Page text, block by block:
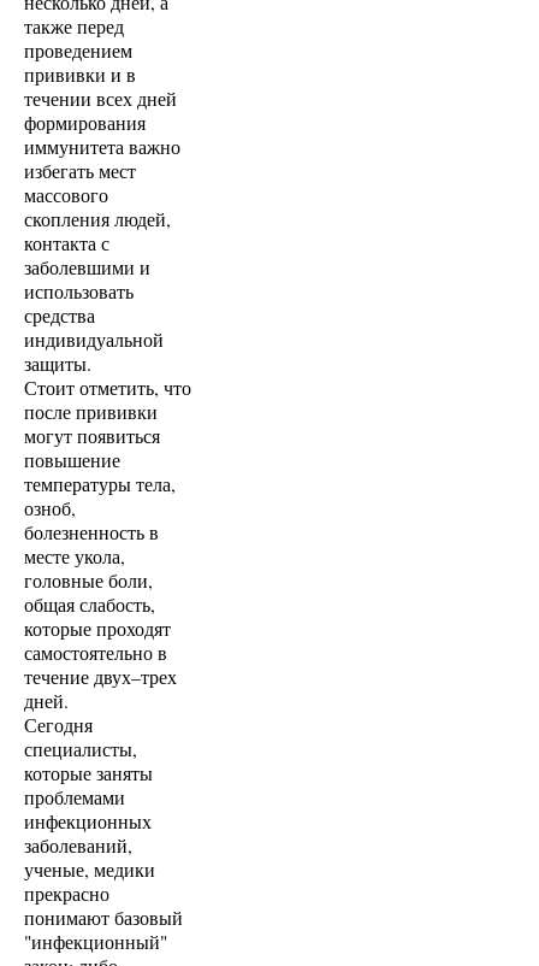
также перед
проведением
прививки и в
течении всех дней
формирования
иммунитета важно
избегать мест
массового
скопления людей,
контакта с
заболевшими и
использовать
средства
индивидуальной
защиты.
Стоит отметить, что
после прививки
могут появиться
повышение
температуры тела,
озноб,
болезненность в
месте укола,
головные боли,
общая слабость,
которые проходят
самостоятельно в
течение двух–трех
дней.
Сегодня
специалисты,
которые заняты
проблемами
инфекционных
заболеваний,
ученые, медики
прекрасно
понимают базовый
"инфекционный"